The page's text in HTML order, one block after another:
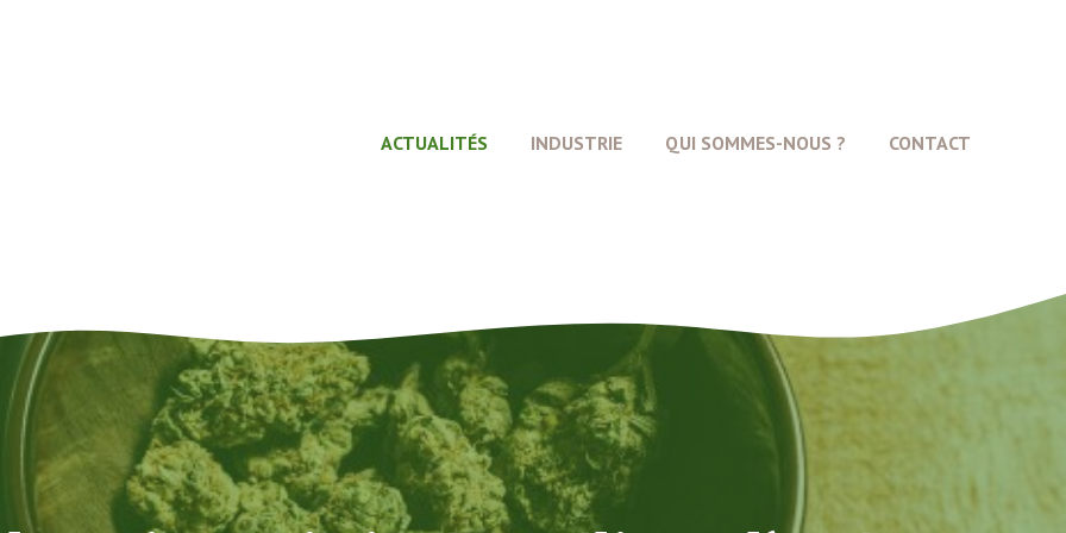
ACTUALITÉS INDUSTRIE QUI SOMMES-NOUS ? CONTACT